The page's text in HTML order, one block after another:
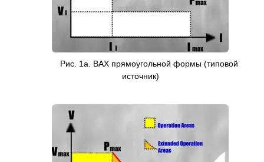
Рис. 1а. ВАХ прямоугольной формы (типовой
источник)